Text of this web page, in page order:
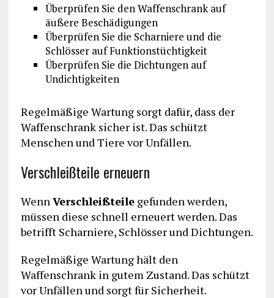
Überprüfen Sie den Waffenschrank auf
äußere Beschädigungen
Überprüfen Sie die Scharniere und die
Schlösser auf Funktionstüchtigkeit
Überprüfen Sie die Dichtungen auf
Undichtigkeiten
Regelmäßige Wartung sorgt dafür, dass der
Waffenschrank sicher ist. Das schützt
Menschen und Tiere vor Unfällen.
Verschleißteile erneuern
Wenn Verschleißteilegefunden werden,
müssen diese schnell erneuert werden. Das
betrifft Scharniere, Schlösser und Dichtungen.
Regelmäßige Wartung hält den
Waffenschrank in gutem Zustand. Das schützt
vor Unfällen und sorgt für Sicherheit.